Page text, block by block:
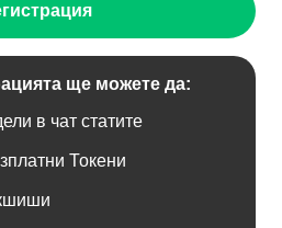
ще можете да:
в чат статите
Токени